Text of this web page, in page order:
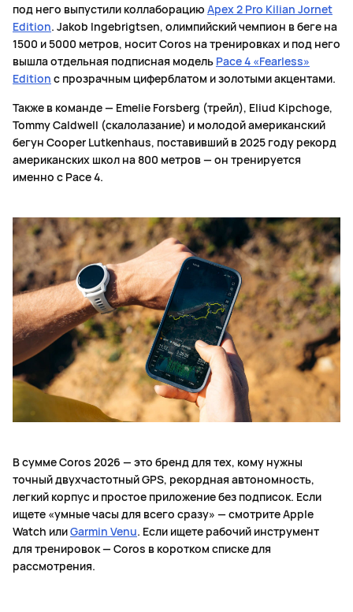
под него выпустили коллаборацию Apex 2 Pro Kilian Jornet
Edition. Jakob Ingebrigtsen, олимпийский чемпион в беге на
1500 и 5000 метров, носит Coros на тренировках и под него
вышла отдельная подписная модель Pace 4 «Fearless»
Edition с прозрачным циферблатом и золотыми акцентами.
Также в команде — Emelie Forsberg (трейл), Eliud Kipchoge,
Tommy Caldwell (скалолазание) и молодой американский
бегун Cooper Lutkenhaus, поставивший в 2025 году рекорд
американских школ на 800 метров — он тренируется
именно с Pace 4.
В сумме Coros 2026 — это бренд для тех, кому нужны
точный двухчастотный GPS, рекордная автономность,
легкий корпус и простое приложение без подписок. Если
ищете «умные часы для всего сразу» — смотрите Apple
Watch илиGarmin Venu. Если ищете рабочий инструмент
для тренировок — Coros в коротком списке для
рассмотрения.